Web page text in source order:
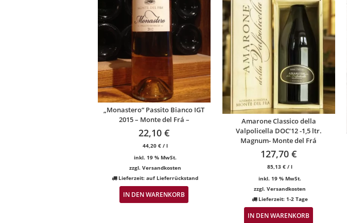
„Monastero“ Passito Bianco IGT
2015 – Monte del Frá –
22,10€
44,20 €/ l
inkl. 19 % MwSt.
zzgl. Versandkosten
Lieferzeit:auf Lieferrückstand
IN DEN WARENKORB
Amarone Classico della
Valpolicella DOC‘12 -1,5 ltr.
Magnum- Monte del Frá
127,70€
85,13 €/ l
inkl. 19 % MwSt.
zzgl. Versandkosten
Lieferzeit: 1-2 Tage
IN DEN WARENKORB